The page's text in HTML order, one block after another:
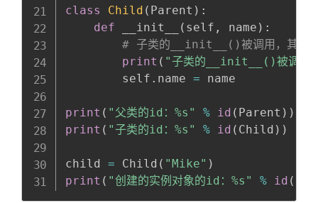
class Child ( Parent ) :
def __init__ ( self , name ) :
# 子类的__init__()被调用，其形
print ( "子类的__init__()被调用
        self
. name = name
print ( "父类的id：%s" % id ( Parent ) )
print ( "子类的id：%s" % id ( Child ) )
child = Child ( "Mike" )
print ( "创建的实例对象的id：%s" % id (